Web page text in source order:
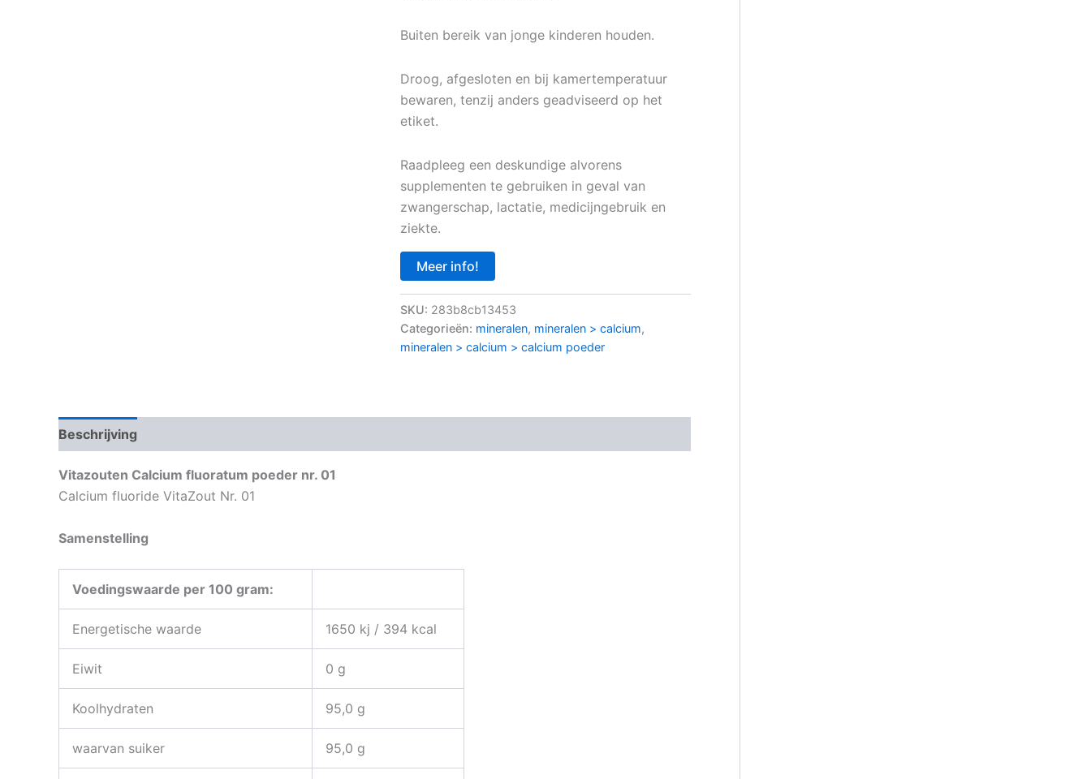
Buiten bereik van jonge kinderen houden.
Droog, afgesloten en bij kamertemperatuur
bewaren, tenzij anders geadviseerd op het
etiket.
Raadpleeg een deskundige alvorens
supplementen te gebruiken in geval van
zwangerschap, lactatie, medicijngebruik en
ziekte.
Meer info!
SKU: 283b8cb13453
Categorieën: mineralen, mineralen > calcium,
mineralen > calcium > calcium poeder
Beschrijving
Vitazouten Calcium fluoratum poeder nr. 01
Calcium fluoride VitaZout Nr. 01
Samenstelling
Voedingswaarde per 100 gram:
Energetische waarde 1650 kj / 394 kcal
Eiwit 0 g
Koolhydraten 95,0 g
waarvan suiker 95,0 g